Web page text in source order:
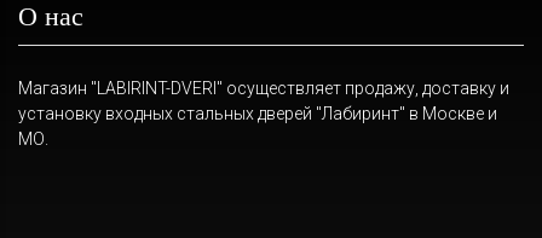
О нас
Магазин "LABIRINT-DVERI" осуществляет продажу, доставку и
установку входных стальных дверей "Лабиринт" в Москве и
МО.